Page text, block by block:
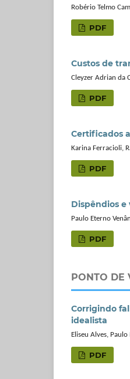
Robério Telmo
PDF
Custos de
Cleyzer Adrian da
PDF
Certificados
Karina Ferracioli,
PDF
Dispêndios
Paulo Eterno
PDF
PONTO DE
Corrigindo
idealista
Eliseu Alves,
PDF